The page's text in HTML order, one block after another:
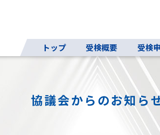
トップ 受検概要 受検
協議会からのお知ら